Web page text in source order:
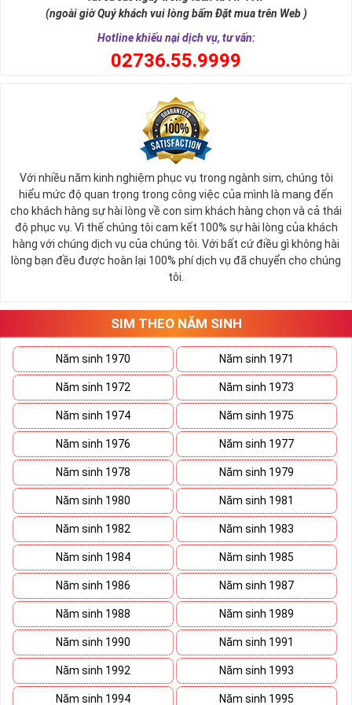
một số mặt hàngsim số đẹpgiá cực rẻ. Nếu bạn là người
đang có nhu cầu mua sim số đẹp và muốn một mức giá tối
ưu hãy điểm qua danh sách sim giảm giá trước.
Mỗi đại lý bán sim đều thường có mục sim giảm giá, sim số
những sim số đang mỏi mòn đợi chủ và vì một lý do nào đó,
duyên chưa tới nên vẫn chưa tìm thấy chủ nhân đích thực.
Bạn có thể tùy vào tình hình tài chính mà có thể sắp xếp xem
giá trị của sim từ cao đến thấp để dễ bề chọn lựa.
Thông thường sim giảm giá, sim số đẹp giá rẻ có mức
SALE OFFcó thể vào khoảng 30 - 50% giá trị so với thông
thường.
Các đại lý sim số khi đã gom vào quá nhiều sim mà tình
hình bán không quá khả quan sẽ thanh lọc bớt kho sim số
của mình, việc mua được sim tốt giá mềm là điều hoàn toàn
Hiện nay bất cứ đại lý nào cũng đều có danh sách sim giảm
giá, sim giá rẻ như vậy nên bạn hãy xem qua một lượt danh
sách này trước khi đi vào những dãy số yêu thích hơn.
(ngoài giờ Quý khách vui lòng bấm Đặt mua trên Web )
Hotline khiếu nại dịch vụ, tư vấn:
02736.55.9999
Với nhiều năm kinh nghiệm phục vụ trong ngành sim, chúng tôi
hiểu mức độ quan trọng trong công việc của mình là mang đến
cho khách hàng sự hài lòng về con sim khách hàng chọn và cả thái
độ phục vụ. Vì thế chúng tôi cam kết 100% sự hài lòng của khách
hàng với chúng dịch vụ của chúng tôi. Với bất cứ điều gì không hài
lòng bạn đều được hoàn lại 100% phí dịch vụ đã chuyển cho chúng
tôi.
SIM THEO NĂM SINH
Năm sinh 1970 Năm sinh 1971
Năm sinh 1972 Năm sinh 1973
Năm sinh 1974 Năm sinh 1975
Năm sinh 1976 Năm sinh 1977
Năm sinh 1978 Năm sinh 1979
Năm sinh 1980 Năm sinh 1981
Năm sinh 1982 Năm sinh 1983
Năm sinh 1984 Năm sinh 1985
Năm sinh 1986 Năm sinh 1987
Năm sinh 1988 Năm sinh 1989
Năm sinh 1990 Năm sinh 1991
Năm sinh 1992 Năm sinh 1993
Năm sinh 1994 Năm sinh 1995